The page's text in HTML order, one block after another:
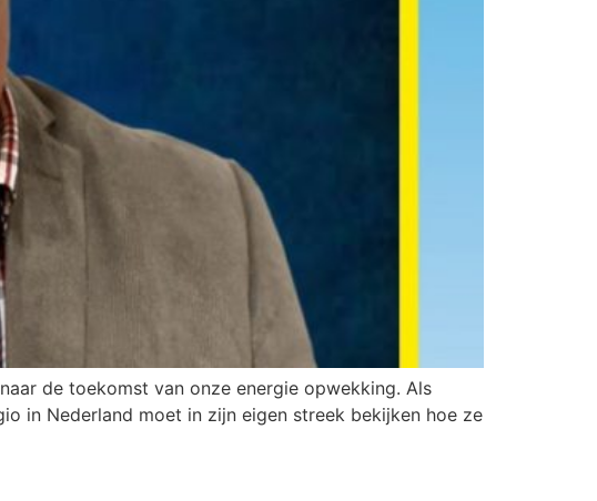
de toekomst van onze energie opwekking. Als
in Nederland moet in zijn eigen streek bekijken hoe ze